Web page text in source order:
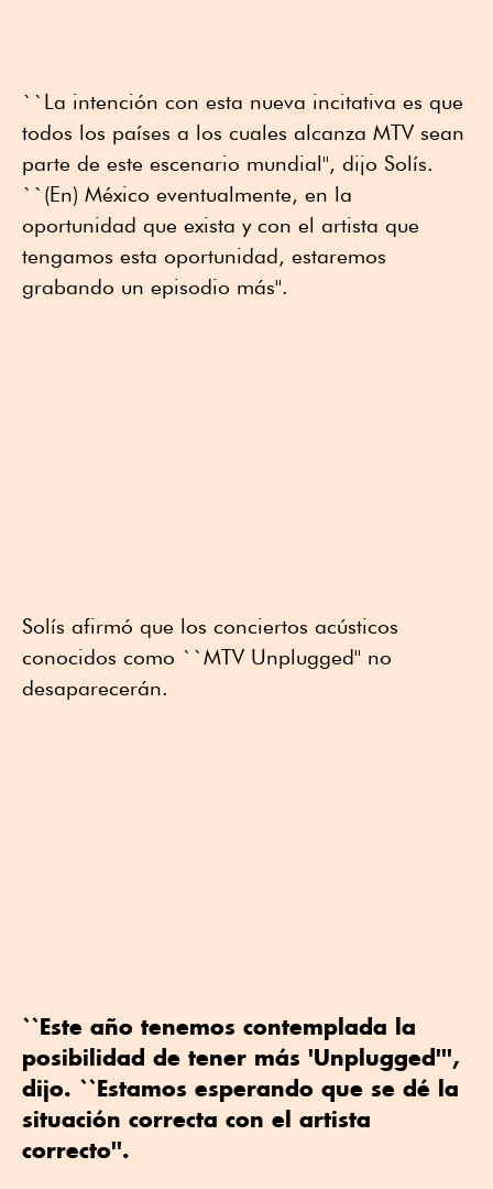
``La intención con esta nueva incitativa es que
todos los países a los cuales alcanza MTV sean
parte de este escenario mundial'', dijo Solís.
``(En) México eventualmente, en la
oportunidad que exista y con el artista que
tengamos esta oportunidad, estaremos
grabando un episodio más''.
Solís afirmó que los conciertos acústicos
conocidos como ``MTV Unplugged'' no
desaparecerán.
``Este año tenemos contemplada la
posibilidad de tener más 'Unplugged''',
dijo. ``Estamos esperando que se dé la
situación correcta con el artista
correcto''.